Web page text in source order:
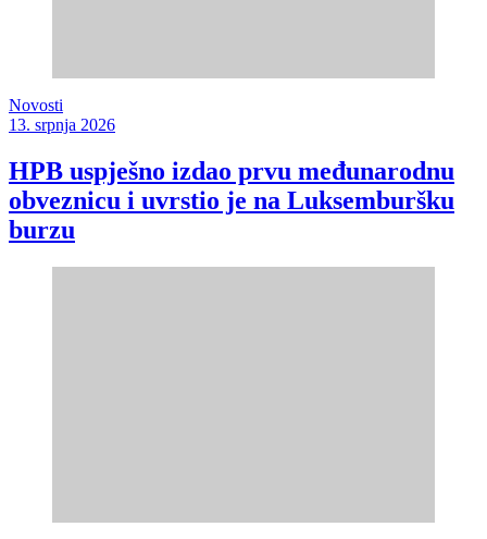
Novosti
13. srpnja 2026
HPB uspješno izdao prvu međunarodnu
obveznicu i uvrstio je na Luksemburšku
burzu